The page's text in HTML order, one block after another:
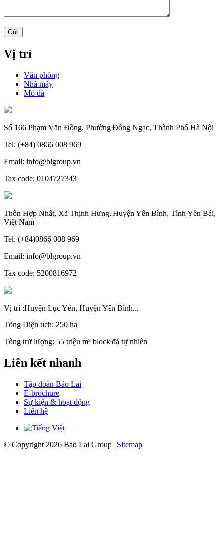
Vị trí
Văn phòng
Nhà máy
Mỏ đá
Số 166 Phạm Văn Đồng, Phường Đông Ngạc, Thành Phố Hà Nội
Tel: (+84) 0866 008 969
Email: info@blgroup.vn
Tax code: 0104727343
Thôn Hợp Nhất, Xã Thịnh Hưng, Huyện Yên Bình, Tỉnh Yên Bái,
Việt Nam
Tel: (+84)0866 008 969
Email: info@blgroup.vn
Tax code: 5200816972
Vị trí :Huyện Lục Yên, Huyện Yên Bình...
Tổng Diện tích: 250 ha
Tổng trữ lượng: 55 triệu m³ block đá tự nhiên
Liên kết nhanh
Tập đoàn Bảo Lai
E-brochure
Sự kiện & hoạt động
Liên hệ
© Copyright 2026 Bao Lai Group | Sitemap